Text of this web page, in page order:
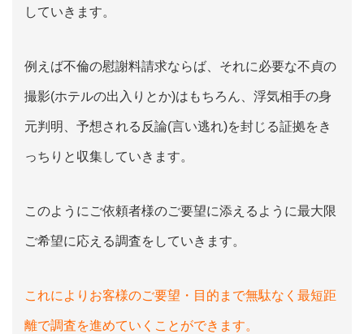
していきます。
例えば不倫の慰謝料請求ならば、それに必要な不貞の
撮影(ホテルの出入りとか)はもちろん、浮気相手の身
元判明、予想される反論(言い逃れ)を封じる証拠をき
っちりと収集していきます。
このようにご依頼者様のご要望に添えるように最大限
ご希望に応える調査をしていきます。
これによりお客様のご要望・目的まで無駄なく最短距
離で調査を進めていくことができます。